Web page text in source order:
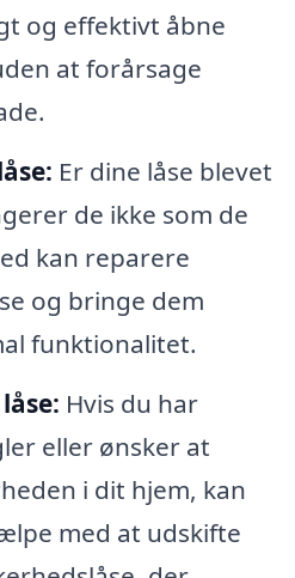
og effektivt åbne
at forårsage
Er dine låse blevet
de ikke som de
kan reparere
og bringe dem
funktionalitet.
Hvis du har
eller ønsker at
i dit hjem, kan
med at udskifte